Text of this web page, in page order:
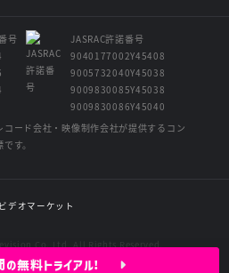
の無料トライアル!
号
JASRAC許諾番号
9040177002Y45408
9005732040Y45038
9009830085Y45038
9009830086Y45040
コード会社・映像制作会社が提供するコン
す。
Co. Ltd. All Rights Reserved.